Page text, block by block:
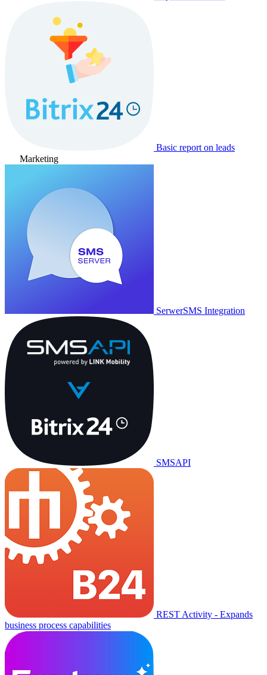
Basic report on leads
Marketing
SerwerSMS Integration
SMSAPI
REST Activity - Expands
business process capabilities